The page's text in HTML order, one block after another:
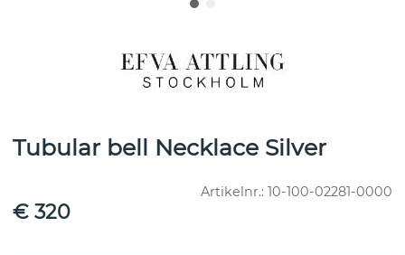
Tubular bell Necklace Silver
Artikelnr.: 10-100-02281-0000
€ 320